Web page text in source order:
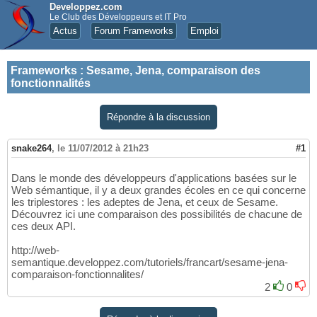
Developpez.com
Le Club des Développeurs et IT Pro
Actus Forum Frameworks Emploi
Frameworks : Sesame, Jena, comparaison des
fonctionnalités
Répondre à la discussion
snake264, le 11/07/2012 à 21h23 #1
Dans le monde des développeurs d'applications basées sur le
Web sémantique, il y a deux grandes écoles en ce qui concerne
les triplestores : les adeptes de Jena, et ceux de Sesame.
Découvrez ici une comparaison des possibilités de chacune de
ces deux API.
http://web-
semantique.developpez.com/tutoriels/francart/sesame-jena-
comparaison-fonctionnalites/
2
0